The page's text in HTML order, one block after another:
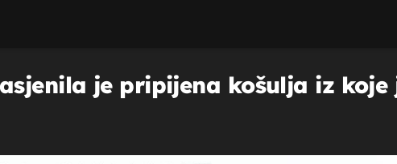
je pripijena košulja iz koje